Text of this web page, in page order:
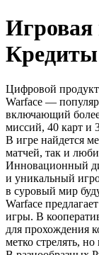
Игровая
Кредиты
Цифровой продукт
Warface —
включающий
миссий, 40 карт и
В игре найдется
матчей, так и
Инновационный
и уникальный
в суровый мир
Warface
игры. В
для прохождения
метко стрелять,